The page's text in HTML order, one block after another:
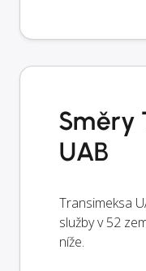
Směry
UAB
Transimeksa
služby v 52
níže.